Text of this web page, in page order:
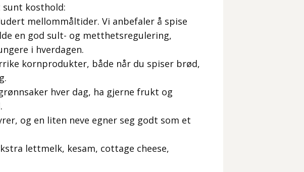
sunt kosthold:
mellommåltider. Vi anbefaler å spise
en god sult- og metthetsregulering,
i hverdagen.
kornprodukter, både når du spiser brød,
hver dag, ha gjerne frukt og
og en liten neve egner seg godt som et
lettmelk, kesam, cottage cheese,